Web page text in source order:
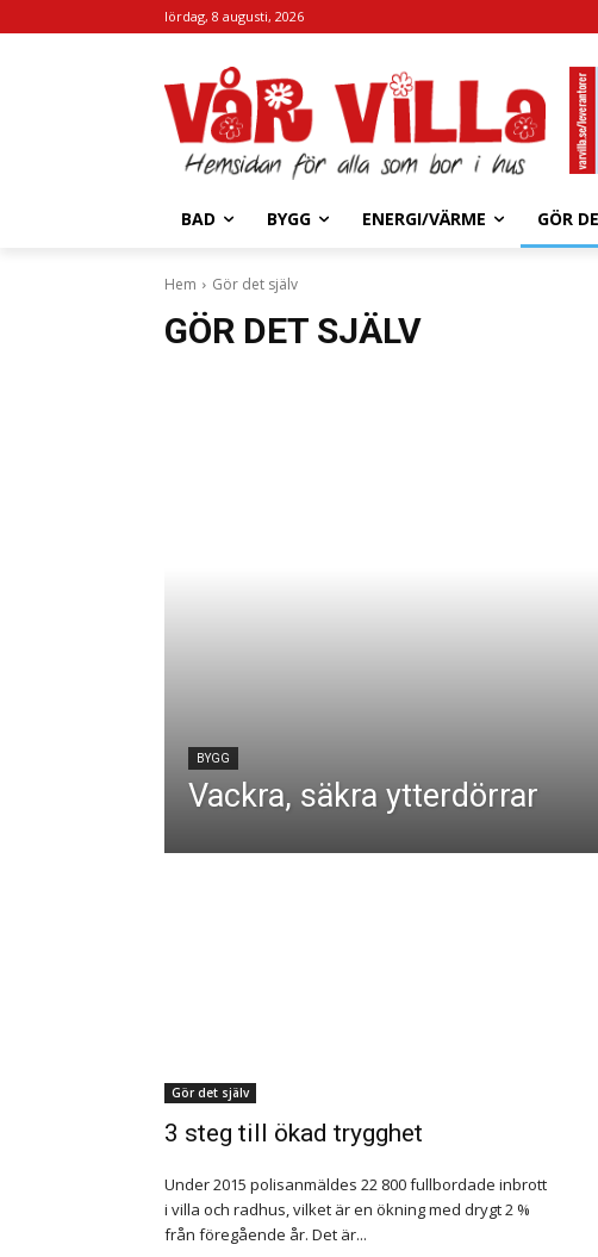
lördag, 8 augusti, 2026
BAD BYGG ENERGI/VÄRME GÖR
Hem Gör det själv
GÖR DET SJÄLV
BYGG
Vackra, säkra ytterdörrar
Gör det själv
3 steg till ökad trygghet
Under 2015 polisanmäldes 22 800 fullbordade inbrott
i villa och radhus, vilket är en ökning med drygt 2 %
från föregående år. Det är...